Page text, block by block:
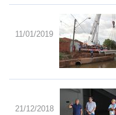
11/01/2019
21/12/2018